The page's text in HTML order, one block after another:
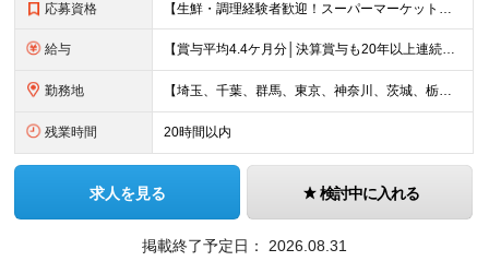
応募資格 【生鮮・調理経験者歓迎！スーパーマーケット経験者は特に歓迎します◎】 ◆高卒以上 ◆いずれかのご経験をお持ちの方 ・スーパーの生鮮売場（鮮魚・精肉・青果）での勤務経験がある方 ・鮮魚専門店や精肉専門店
給与 【賞与平均4.4ケ月分│決算賞与も20年以上連続で支給中！】 ◆月給：258,400円～418,000円＋残業代＋各種手当 ※給与は前職での経験、スキルを考慮し、決定します ※残業代は全額支給します
勤務地 【埼玉、千葉、群馬、東京、神奈川、茨城、栃木の各店舗で積極採用中！U・Iターン歓迎】 【群馬県】 安中/伊勢崎/太田/桐生/高崎/館林/富岡/ 中之条/藤岡/前橋 【茨城県】 古河/取手/竜ヶ崎
残業時間 20時間以内
求人を見る 検討中に入れる
掲載終了予定日： 2026.08.31